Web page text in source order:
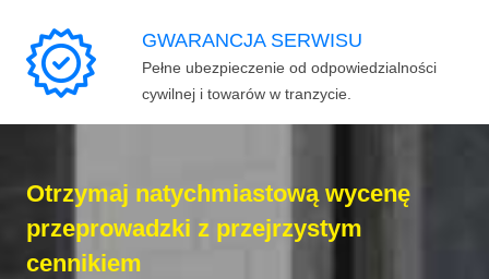
GWARANCJA SERWISU
Pełne ubezpieczenie od odpowiedzialności
cywilnej i towarów w tranzycie.
Otrzymaj natychmiastową wycenę
przeprowadzki z przejrzystym
cennikiem